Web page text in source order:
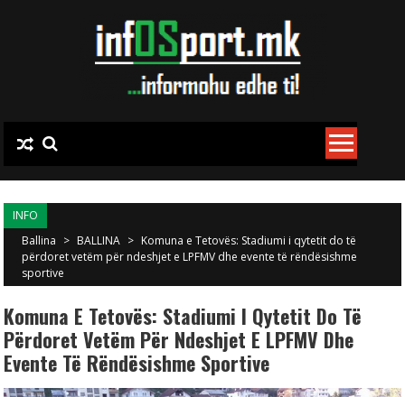
INFO
Ballina > BALLINA > Komuna e Tetovës: Stadiumi i qytetit do të
përdoret vetëm për ndeshjet e LPFMV dhe evente të rëndësishme
sportive
Komuna E Tetovës: Stadiumi I Qytetit Do Të
Përdoret Vetëm Për Ndeshjet E LPFMV Dhe
Evente Të Rëndësishme Sportive